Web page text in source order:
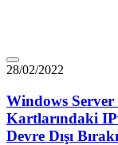
28/02/2022
Windows
Kartlarındaki
Devre Dışı